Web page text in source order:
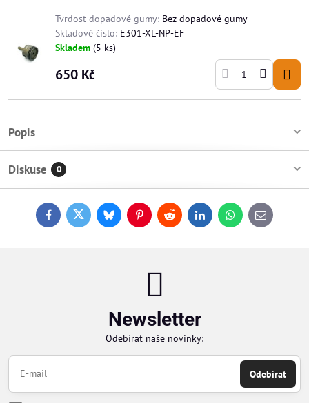
Tvrdost dopadové gumy: Bez dopadové gumy
Skladové číslo: E301-XL-NP-EF
Skladem (5 ks)
650 Kč
Popis
Diskuse 0
FacebookTwitterBlueskyPinterestReddit LinkedInWhatsApp
E-
mail
Newsletter
Odebírat naše novinky:
Odebírat